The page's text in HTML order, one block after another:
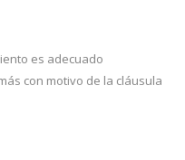
es adecuado
con motivo de la cláusula